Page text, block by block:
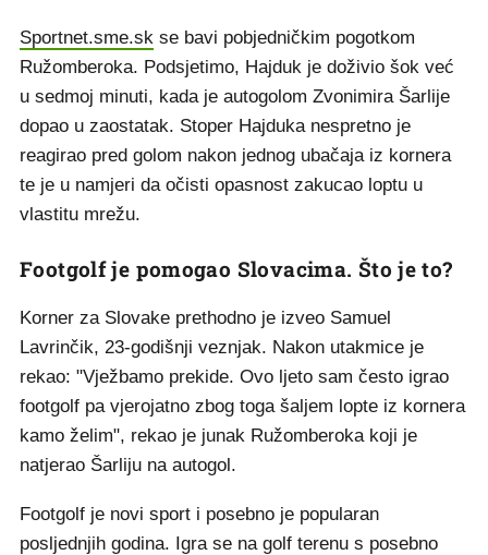
Sportnet.sme.sk se bavi pobjedničkim pogotkom
Ružomberoka. Podsjetimo, Hajduk je doživio šok već
u sedmoj minuti, kada je autogolom Zvonimira Šarlije
dopao u zaostatak. Stoper Hajduka nespretno je
reagirao pred golom nakon jednog ubačaja iz kornera
te je u namjeri da očisti opasnost zakucao loptu u
vlastitu mrežu.
Footgolf je pomogao Slovacima. Što je to?
Korner za Slovake prethodno je izveo Samuel
Lavrinčik, 23-godišnji veznjak. Nakon utakmice je
rekao: "Vježbamo prekide. Ovo ljeto sam često igrao
footgolf pa vjerojatno zbog toga šaljem lopte iz kornera
kamo želim", rekao je junak Ružomberoka koji je
natjerao Šarliju na autogol.
Footgolf je novi sport i posebno je popularan
posljednjih godina. Igra se na golf terenu s posebno